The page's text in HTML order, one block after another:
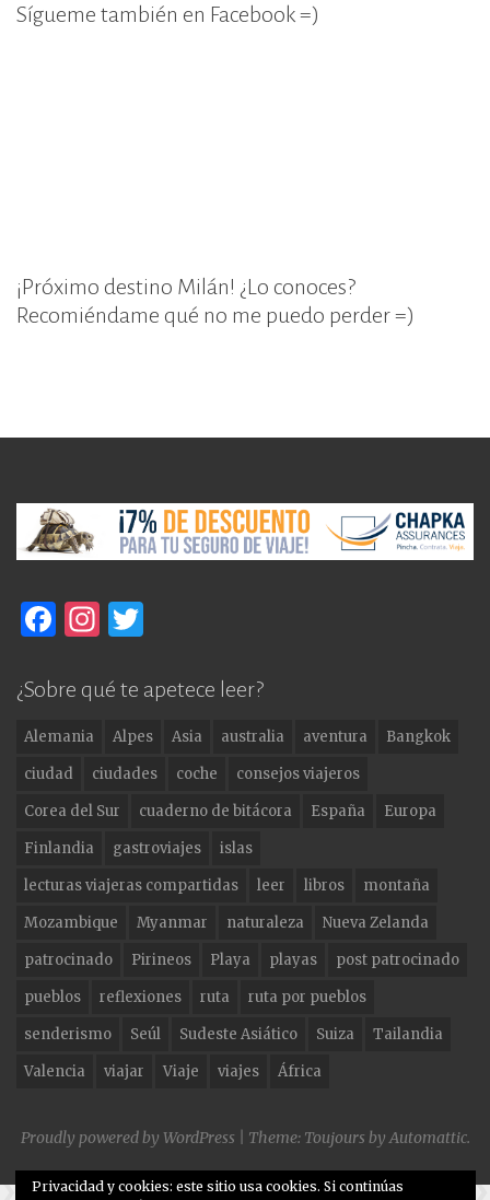
Sígueme también en Facebook =)
¡Próximo destino Milán! ¿Lo conoces?
Recomiéndame qué no me puedo perder =)
F
c
e
b
o
o
k
In
a
g
ra
m
it
te
r
¿Sobre qué te apetece leer?
Alemania Alpes Asia australia aventura
Bangkok
ciudad
ciudades coche
consejos viajeros
Corea del Sur
cuaderno de bitácora España
Europa
Finlandia
gastroviajes
islas
lecturas viajeras compartidas
leer libros
montaña
Mozambique
Myanmar naturaleza
Nueva Zelanda
patrocinado
Pirineos Playa playas
post patrocinado
pueblos
reflexiones ruta
ruta por pueblos
senderismo
Seúl Sudeste Asiático Suiza
Tailandia
Valencia
viajar Viaje viajes África
Proudly powered by WordPress Theme: Toujours byAutomattic.
Privacidad y cookies: este sitio usa cookies. Si continúas